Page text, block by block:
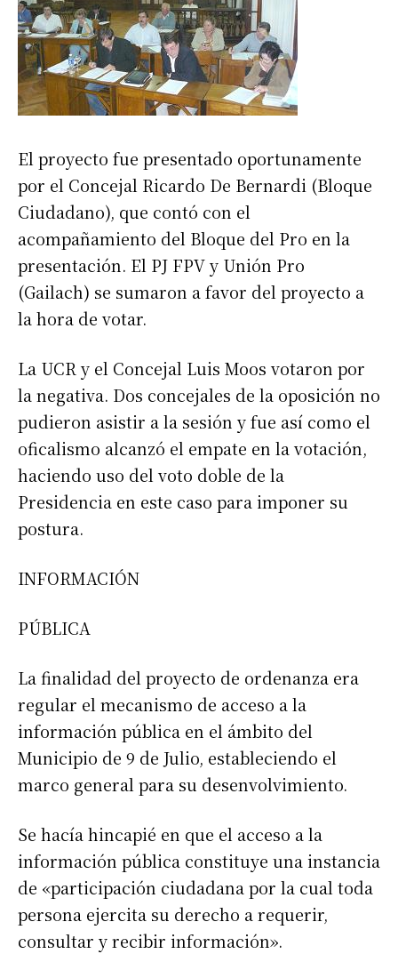
El proyecto fue presentado oportunamente
por el Concejal Ricardo De Bernardi (Bloque
Ciudadano), que contó con el
acompañamiento del Bloque del Pro en la
presentación. El PJ FPV y Unión Pro
(Gailach) se sumaron a favor del proyecto a
la hora de votar.
La UCR y el Concejal Luis Moos votaron por
la negativa. Dos concejales de la oposición no
pudieron asistir a la sesión y fue así como el
oficalismo alcanzó el empate en la votación,
haciendo uso del voto doble de la
Presidencia en este caso para imponer su
postura.
INFORMACIÓN
PÚBLICA
La finalidad del proyecto de ordenanza era
regular el mecanismo de acceso a la
información pública en el ámbito del
Municipio de 9 de Julio, estableciendo el
marco general para su desenvolvimiento.
Se hacía hincapié en que el acceso a la
información pública constituye una instancia
de «participación ciudadana por la cual toda
persona ejercita su derecho a requerir,
consultar y recibir información».